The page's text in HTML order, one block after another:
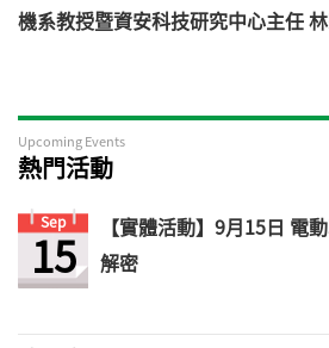
機系教授暨資安科技研究中心主任
Upcoming Events
熱門活動
Sep
15
【實體活動】9月15日 電
解密